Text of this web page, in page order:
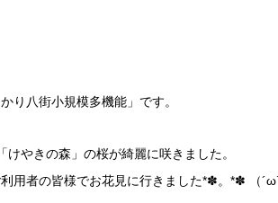
り八街小規模多機能」です。
けやきの森」の桜が綺麗に咲きました。
用者の皆様でお花見に行きました*✽。*✽ （